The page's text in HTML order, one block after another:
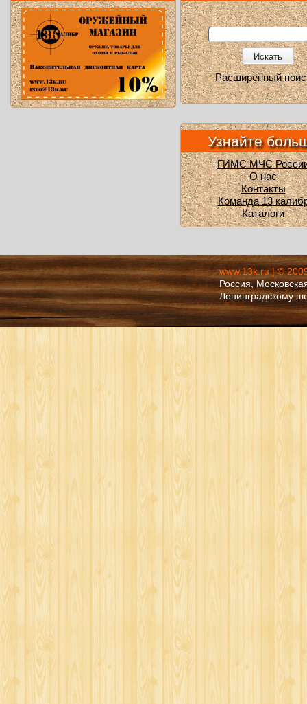
Искать
Расширенный
Узнайте
ГИМС МЧС
О нас
Контакты
Команда 13
Каталоги
www.13k.ru | ©
Россия,
Ленинградскому